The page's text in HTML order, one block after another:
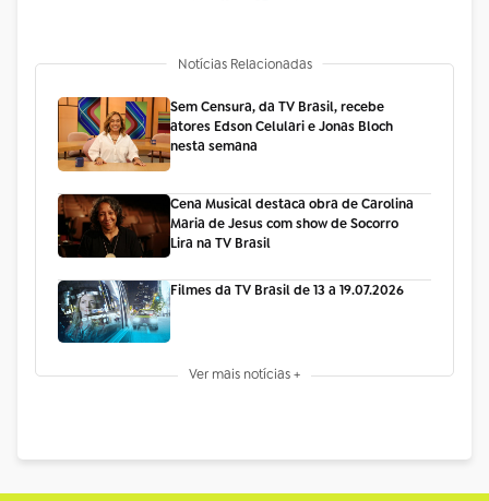
Notícias Relacionadas
Sem Censura, da TV Brasil, recebe
atores Edson Celulari e Jonas Bloch
nesta semana
Cena Musical destaca obra de Carolina
Maria de Jesus com show de Socorro
Lira na TV Brasil
Filmes da TV Brasil de 13 a 19.07.2026
Ver mais notícias +